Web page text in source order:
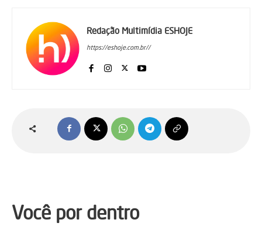
Redação Multimídia ESHOJE
https://eshoje.com.br//
Você por dentro